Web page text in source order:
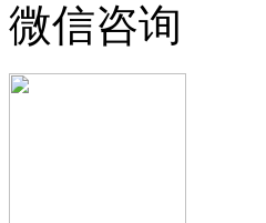
微信咨询